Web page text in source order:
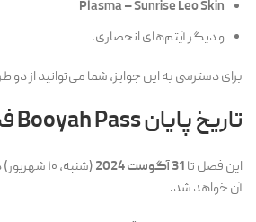
Plasma – Sunrise Leo Skin
و دیگر آیتم‌های انحصاری.
برای دسترسی به این جوایز، شما می‌توانید از
تاریخ پایان Booyah Pass فصل بیستم
این فصل تا31 آگوست 2024 (شنبه، ۱۰ شهریور) در دسترس بازیکنان خواهد بود و ساعت
آن خواهد شد.